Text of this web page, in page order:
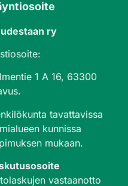
ry
1 A 16, 63300
tavattavissa
kunnissa
mukaan.
vastaanotto